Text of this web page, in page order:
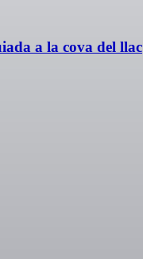
a la cova del llac